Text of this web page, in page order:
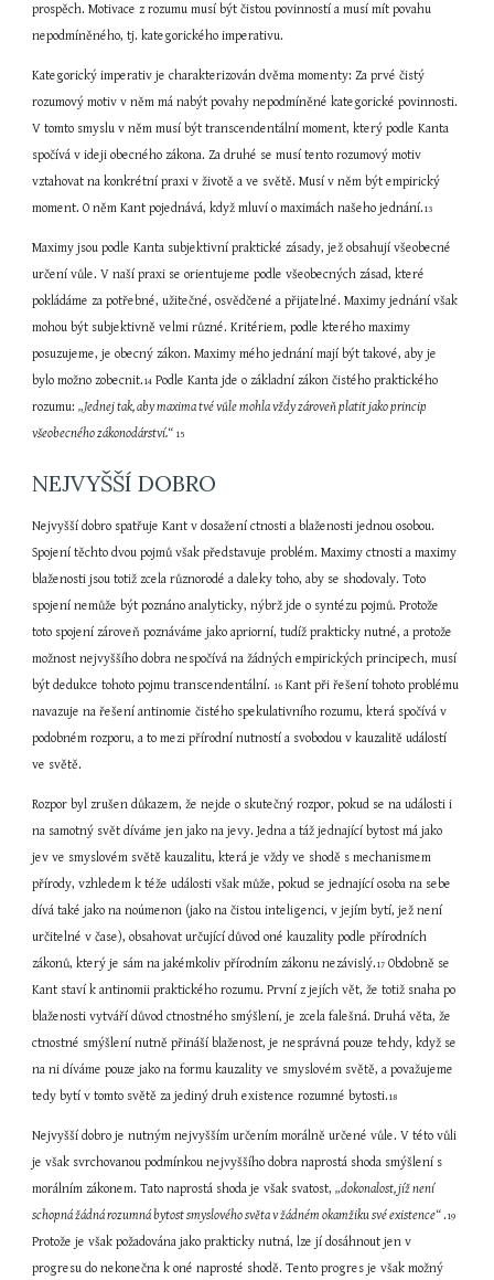
prospěch. Motivace z rozumu musí být čistou povinností a musí mít povahu
nepodmíněného, tj. kategorického imperativu.
Kategorický imperativ je charakterizován dvěma momenty: Za prvé čistý
rozumový motiv v něm má nabýt povahy nepodmíněné kategorické povinnosti.
V tomto smyslu v něm musí být transcendentální moment, který podle Kanta
spočívá v ideji obecného zákona. Za druhé se musí tento rozumový motiv
vztahovat na konkrétní praxi v životě a ve světě. Musí v něm být empirický
moment. O něm Kant pojednává, když mluví o maximách našeho jednání.13
Maximy jsou podle Kanta subjektivní praktické zásady, jež obsahují všeobecné
určení vůle. V naší praxi se orientujeme podle všeobecných zásad, které
pokládáme za potřebné, užitečné, osvědčené a přijatelné. Maximy jednání však
mohou být subjektivně velmi různé. Kritériem, podle kterého maximy
posuzujeme, je obecný zákon. Maximy mého jednání mají být takové, aby je
bylo možno zobecnit.14 Podle Kanta jde o základní zákon čistého praktického
rozumu: „Jednej tak, aby maxima tvé vůle mohla vždy zároveň platit jako princip
všeobecného zákonodárství.“ 15
NEJVYŠŠÍ DOBRO
Nejvyšší dobro spatřuje Kant v dosažení ctnosti a blaženosti jednou osobou.
Spojení těchto dvou pojmů však představuje problém. Maximy ctnosti a maximy
blaženosti jsou totiž zcela různorodé a daleky toho, aby se shodovaly. Toto
spojení nemůže být poznáno analyticky, nýbrž jde o syntézu pojmů. Protože
toto spojení zároveň poznáváme jako apriorní, tudíž prakticky nutné, a protože
možnost nejvyššího dobra nespočívá na žádných empirických principech, musí
být dedukce tohoto pojmu transcendentální. 16 Kant při řešení tohoto problému
navazuje na řešení antinomie čistého spekulativního rozumu, která spočívá v
podobném rozporu, a to mezi přírodní nutností a svobodou v kauzalitě událostí
ve světě.
Rozpor byl zrušen důkazem, že nejde o skutečný rozpor, pokud se na události i
na samotný svět díváme jen jako na jevy. Jedna a táž jednající bytost má jako
jev ve smyslovém světě kauzalitu, která je vždy ve shodě s mechanismem
přírody, vzhledem k téže události však může, pokud se jednající osoba na sebe
dívá také jako na noúmenon (jako na čistou inteligenci, v jejím bytí, jež není
určitelné v čase), obsahovat určující důvod oné kauzality podle přírodních
zákonů, který je sám na jakémkoliv přírodním zákonu nezávislý.17 Obdobně se
Kant staví k antinomii praktického rozumu. První z jejích vět, že totiž snaha po
blaženosti vytváří důvod ctnostného smýšlení, je zcela falešná. Druhá věta, že
ctnostné smýšlení nutně přináší blaženost, je nesprávná pouze tehdy, když se
na ni díváme pouze jako na formu kauzality ve smyslovém světě, a považujeme
tedy bytí v tomto světě za jediný druh existence rozumné bytosti.18
Nejvyšší dobro je nutným nejvyšším určením morálně určené vůle. V této vůli
je však svrchovanou podmínkou nejvyššího dobra naprostá shoda smýšlení s
morálním zákonem. Tato naprostá shoda je však svatost, „dokonalost, jíž není
schopná žádná rozumná bytost smyslového světa v žádném okamžiku své existence“ .19
Protože je však požadována jako prakticky nutná, lze jí dosáhnout jen v
progresu do nekonečna k oné naprosté shodě. Tento progres je však možný